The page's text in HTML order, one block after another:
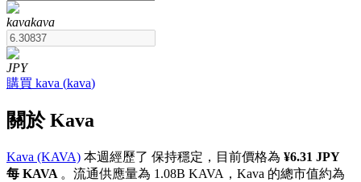
多種以USDT結算的永續合約
kavakava
JPY
購買 kava (kava)
關於 Kava
Kava (KAVA) 本週經歷了 保持穩定，目前價格為 ¥6.31 JPY
每 KAVA 。流通供應量為 1.08B KAVA，Kava 的總市值約為